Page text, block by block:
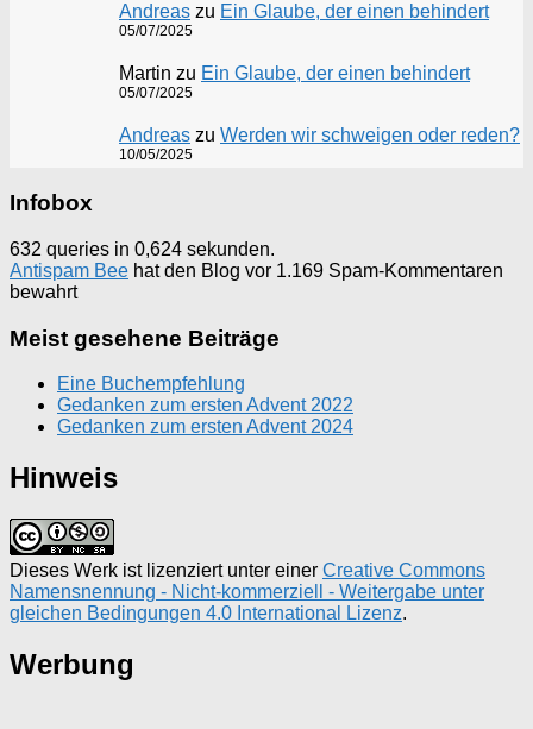
Andreas zu Ein Glaube, der einen behindert
05/07/2025
Martin zu Ein Glaube, der einen behindert
05/07/2025
Andreas zu Werden wir schweigen oder reden?
10/05/2025
Infobox
632 queries in 0,624 sekunden.
Antispam Bee hat den Blog vor 1.169 Spam-Kommentaren
bewahrt
Meist gesehene Beiträge
Eine Buchempfehlung
Gedanken zum ersten Advent 2022
Gedanken zum ersten Advent 2024
Hinweis
Dieses Werk ist lizenziert unter einer Creative Commons
Namensnennung - Nicht-kommerziell - Weitergabe unter
gleichen Bedingungen 4.0 International Lizenz.
Werbung